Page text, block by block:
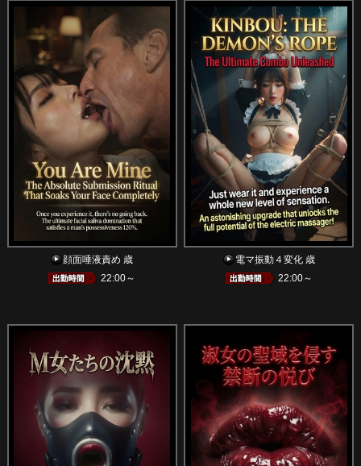
顔面唾液責め 歳
22:00～
電マ振動４変化 歳
22:00～